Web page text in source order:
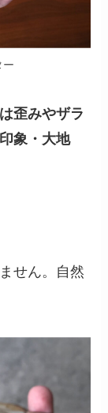
ー
歪みやザラ
象・大地
せん。自然